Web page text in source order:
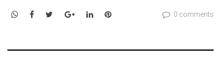
WhatsApp
Facebook
TwitterGoogle+LinkedInPinterest 0 comments